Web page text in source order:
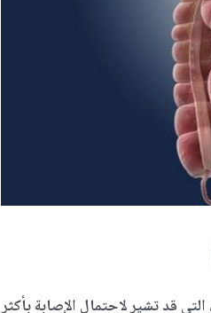
قد تشير لاحتمال الإصابة بأكثر